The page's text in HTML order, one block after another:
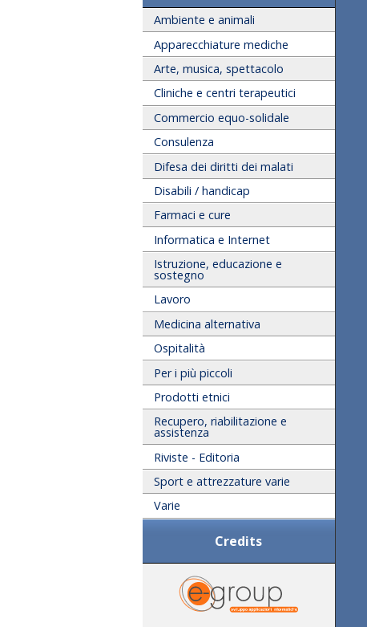
Ambiente e animali
Apparecchiature mediche
Arte, musica, spettacolo
Cliniche e centri terapeutici
Commercio equo-solidale
Consulenza
Difesa dei diritti dei malati
Disabili / handicap
Farmaci e cure
Informatica e Internet
Istruzione, educazione e
sostegno
Lavoro
Medicina alternativa
Ospitalità
Per i più piccoli
Prodotti etnici
Recupero, riabilitazione e
assistenza
Riviste - Editoria
Sport e attrezzature varie
Varie
Credits